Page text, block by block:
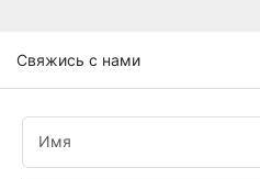
Свяжись с нами
Имя